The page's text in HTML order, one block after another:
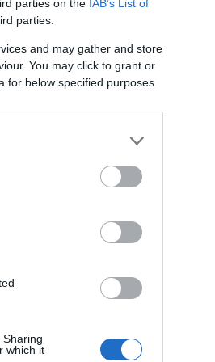
parties on the IAB’s List of
parties.
and may gather and store
You may click to grant or
for below specified purposes
which it
ΣΧΕΤΙΚΑ
Sniper
Απόδραση
Θεσσαλονίκη:
Σοβαρά κενά στα
αστυνομικά
αστυνομικοί –
Στηλιτεύουν
Σύλληψη γνωστού
νύχτας” στην
για εκβιασμούς και